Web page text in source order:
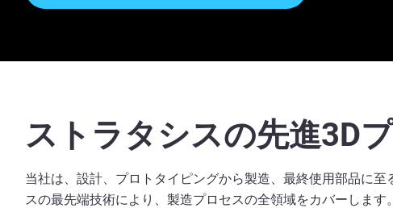
ストラタシスの先進3D
当社は、設計、プロトタイピングから製造、最終使用部品に
スの最先端技術により、製造プロセスの全領域をカバーしま